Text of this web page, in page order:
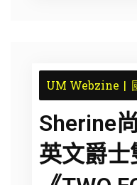
UM Webzine
Sherine
英文爵